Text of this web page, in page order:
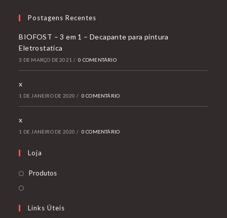
Postagens Recentes
BIOFOST – 3 em 1 – Decapante para pintura
Eletrostatica
3 DE MARÇO DE 2021 / 0 COMENTÁRIO
x
1 DE JANEIRO DE 2020 / 0 COMENTÁRIO
x
1 DE JANEIRO DE 2020 / 0 COMENTÁRIO
Loja
Produtos
Links Úteis